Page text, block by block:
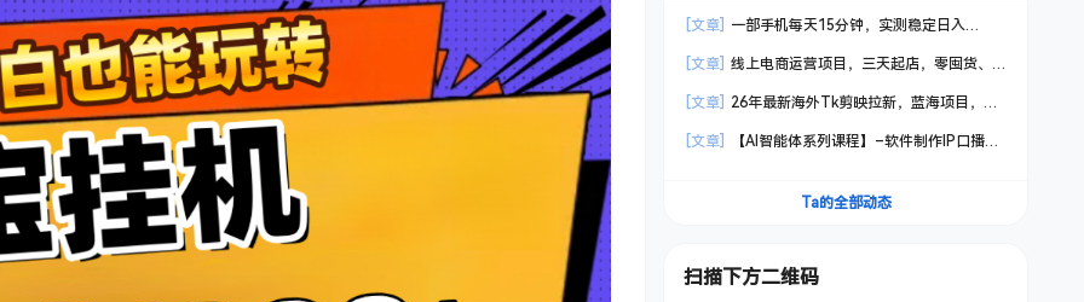
[文章]
一部手机每天15分钟，实测稳定日入
[文章]
线上电商运营项目，三天起店，零囤货、
作战规划
[文章]
26年最新海外Tk剪映拉新，蓝海项目，会
[文章]
【AI智能体系列课程】–软件制作IP口播视
频，轻松起号，日入1000+
Ta的全部动态
扫描下方二维码